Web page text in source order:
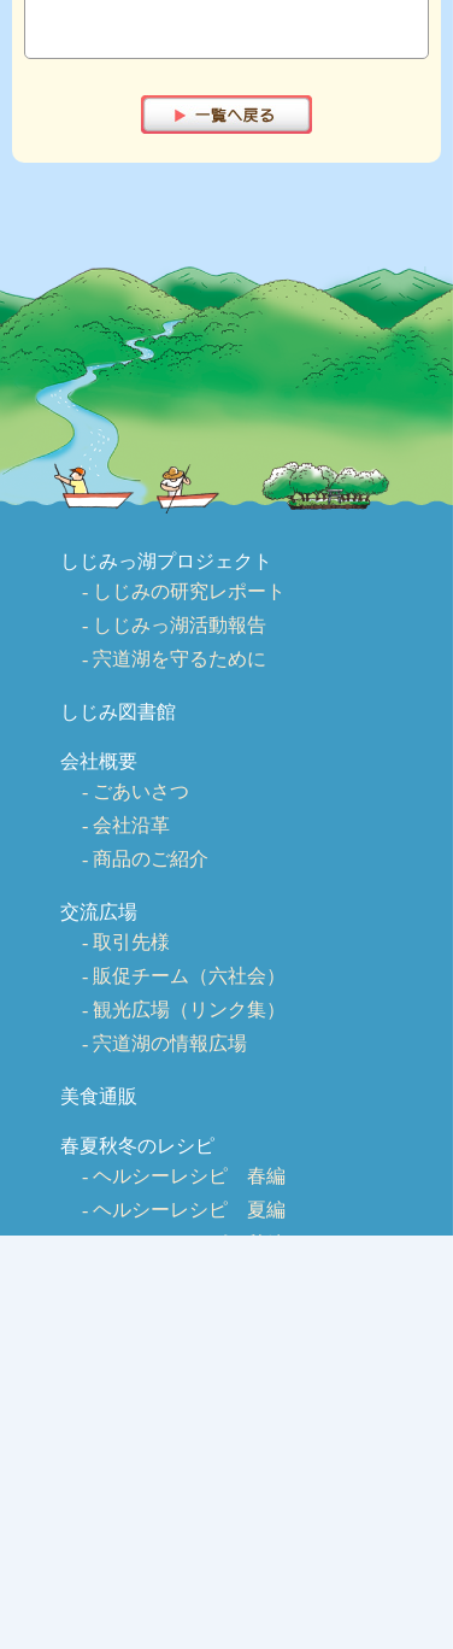
しじみっ湖プロジェクト
しじみの研究レポート
しじみっ湖活動報告
宍道湖を守るために
しじみ図書館
会社概要
ごあいさつ
会社沿革
商品のご紹介
交流広場
取引先様
販促チーム（六社会）
観光広場（リンク集）
宍道湖の情報広場
美食通販
春夏秋冬のレシピ
ヘルシーレシピ 春編
ヘルシーレシピ 夏編